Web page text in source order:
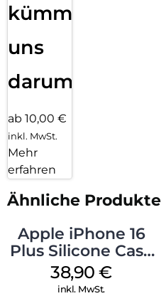
kümmern
uns
darum!
ab 10,00 €
inkl. MwSt.
Mehr
erfahren
Ähnliche Produkte
Apple iPhone 16
Plus Silicone Case
MagSafe Denim
38,90€
inkl. MwSt.